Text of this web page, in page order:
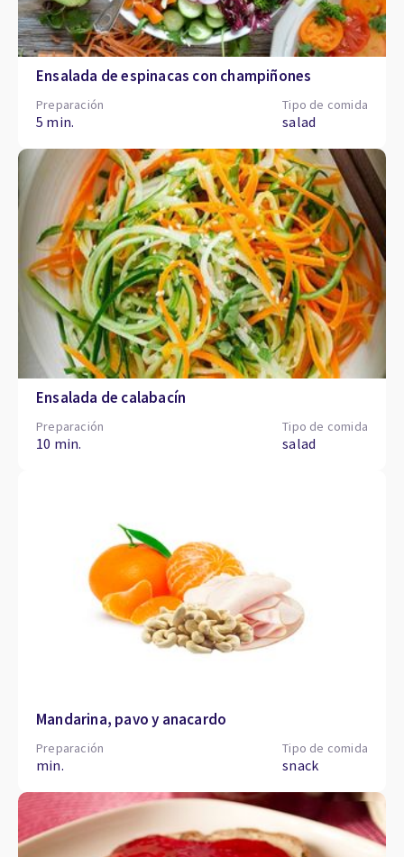
Ensalada de espinacas con champiñones
Preparación
5 min.
Tipo de comida
salad
Ensalada de calabacín
Preparación
10 min.
Tipo de comida
salad
Mandarina, pavo y anacardo
Preparación
min.
Tipo de comida
snack